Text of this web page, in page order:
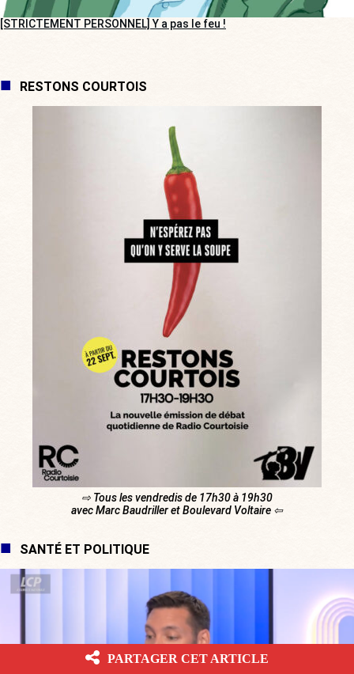
[STRICTEMENT PERSONNEL] Y a pas le feu !
RESTONS COURTOIS
⇨ Tous les vendredis de 17h30 à 19h30
avec Marc Baudriller et Boulevard Voltaire ⇦
SANTÉ ET POLITIQUE
PARTAGER CET ARTICLE